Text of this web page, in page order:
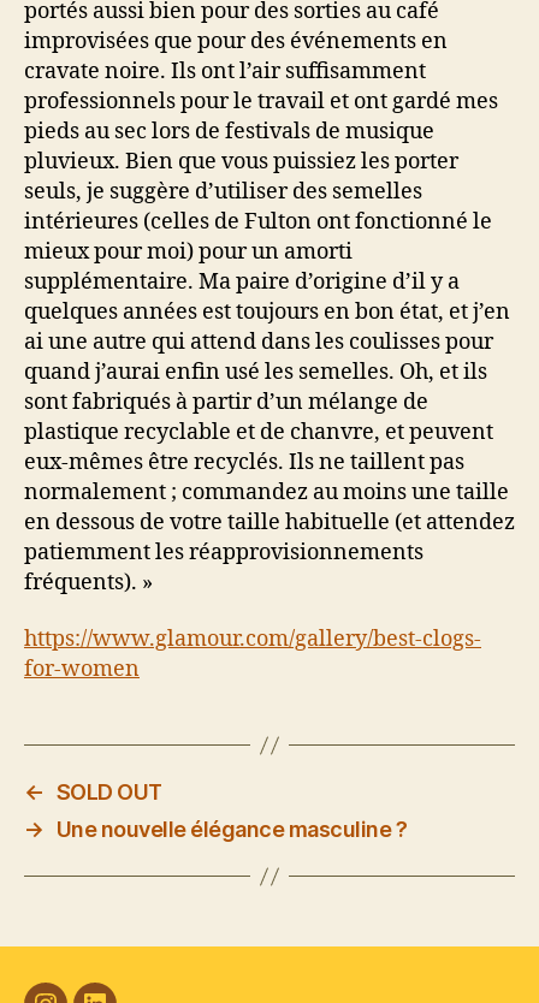
portés aussi bien pour des sorties au café
improvisées que pour des événements en
cravate noire. Ils ont l’air suffisamment
professionnels pour le travail et ont gardé mes
pieds au sec lors de festivals de musique
pluvieux. Bien que vous puissiez les porter
seuls, je suggère d’utiliser des semelles
intérieures (celles de Fulton ont fonctionné le
mieux pour moi) pour un amorti
supplémentaire. Ma paire d’origine d’il y a
quelques années est toujours en bon état, et j’en
ai une autre qui attend dans les coulisses pour
quand j’aurai enfin usé les semelles. Oh, et ils
sont fabriqués à partir d’un mélange de
plastique recyclable et de chanvre, et peuvent
eux-mêmes être recyclés. Ils ne taillent pas
normalement ; commandez au moins une taille
en dessous de votre taille habituelle (et attendez
patiemment les réapprovisionnements
fréquents). »
https://www.glamour.com/gallery/best-clogs-
for-women
← SOLD OUT
→
Une nouvelle élégance masculine ?